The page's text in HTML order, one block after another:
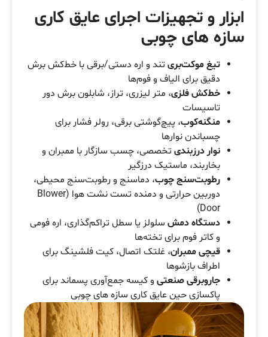
ابزار و تجهیزات اجرای عایق کاری
سازه های چوبی
تیغ موکت‌بریتند و اره دستی/برقی با خط‌کش برش
دقیق برای الیاف و فوم‌ها
خط‌کش فلزی، متر لیزری، تراز، شابلون برش دور
تاسیسات
منگنه‌کوب، پیچ‌گوشتی برقی، رولر فشار برای
چسباندن نوارها
نوار درزبندیتخصصی، چسب سازگار با ممبران و
بخاربند، ماستیک درزگیر
رطوبت‌سنجچوب، دماسنج و رطوبت‌سنج محیطی،
دوربین حرارتی و دمنده تست نشت هوا (Blower
Door)
دستگاه دمش سلولز یا سطل تراکم‌گذاری، اره فومی
و کاتر فوم برای تخته‌ها
قیچی ممبران، غلتک اتصال، کیت فلشینگ برای
اطراف بازشوها
جاروبرقی صنعتی و کیسه جمع‌آوری پسماند برای
پاکسازی حین عایق کاری سازه های چوبی